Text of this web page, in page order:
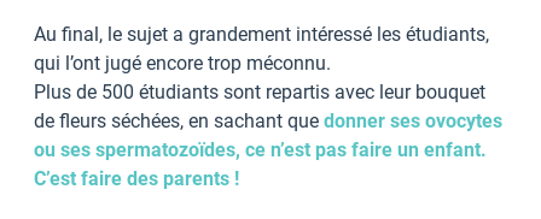
Au final, le sujet a grandement intéressé les étudiants,
qui l’ont jugé encore trop méconnu.
Plus de 500 étudiants sont repartis avec leur bouquet
de fleurs séchées, en sachant que donner ses ovocytes
ou ses spermatozoïdes, ce n’est pas faire un enfant.
C’est faire des parents !